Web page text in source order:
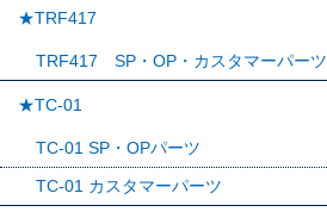
★TRF417
TRF417 SP・OP・カスタマーパーツ
★TC-01
TC-01 SP・OPパーツ
TC-01 カスタマーパーツ